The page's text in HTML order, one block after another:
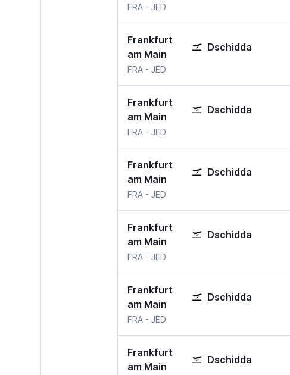
FRA Frankfurt am Main
- JED
Frankfurt
am Main
Dschidda
FRA Frankfurt am Main
- JED
Frankfurt
am Main
Dschidda
FRA Frankfurt am Main
- JED
Frankfurt
am Main
Dschidda
FRA Frankfurt am Main
- JED
Frankfurt
am Main
Dschidda
FRA Frankfurt am Main
- JED
Frankfurt
am Main
Dschidda
FRA Frankfurt am Main
- JED
Frankfurt
am Main
Dschidda